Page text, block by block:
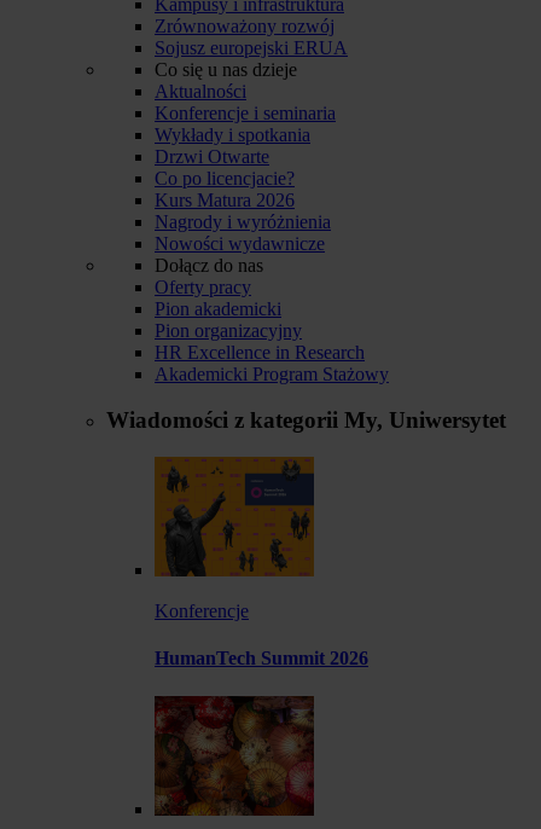
Zrównoważony rozwój
Sojusz europejski ERUA
Co się u nas dzieje
Aktualności
Konferencje i seminaria
Wykłady i spotkania
Drzwi Otwarte
Co po licencjacie?
Kurs Matura 2026
Nagrody i wyróżnienia
Nowości wydawnicze
Dołącz do nas
Oferty pracy
Pion akademicki
Pion organizacyjny
HR Excellence in Research
Akademicki Program Stażowy
Wiadomości z kategorii My, Uniwersytet
Konferencje
HumanTech Summit 2026